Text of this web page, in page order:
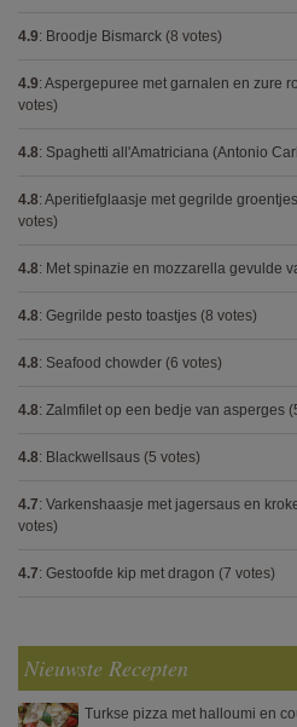
4.9: Broodje Bismarck (8 votes)
4.9: Aspergepuree met garnalen en zure
votes)
4.8: Spaghetti all'Amatriciana (Antonio
4.8: Aperitiefglaasje met gegrilde
votes)
4.8: Met spinazie en mozzarella gevulde
4.8: Gegrilde pesto toastjes (8 votes)
4.8: Seafood chowder (6 votes)
4.8: Zalmfilet op een bedje van asperges
4.8: Blackwellsaus (5 votes)
4.7: Varkenshaasje met jagersaus en
votes)
4.7: Gestoofde kip met dragon (7 votes)
Nieuwste Recepten
Turkse pizza met halloumi en